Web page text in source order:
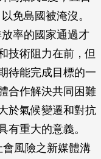
免島國被淹沒。
率的國家通過才
技術阻力在前，但
待能完成目標的一
合作解決共同困難
於氣候變遷和對抗
有重大的意義。
會風險之新媒體溝